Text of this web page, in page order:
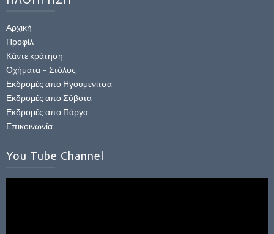
Αρχική
Προφίλ
Κάντε κράτηση
Οχήματα – Στόλος
Εκδρομές απο Ηγουμενίτσα
Εκδρομές απο Σύβοτα
Εκδρομές απο Πάργα
Επικοινωνία
You Tube Channel